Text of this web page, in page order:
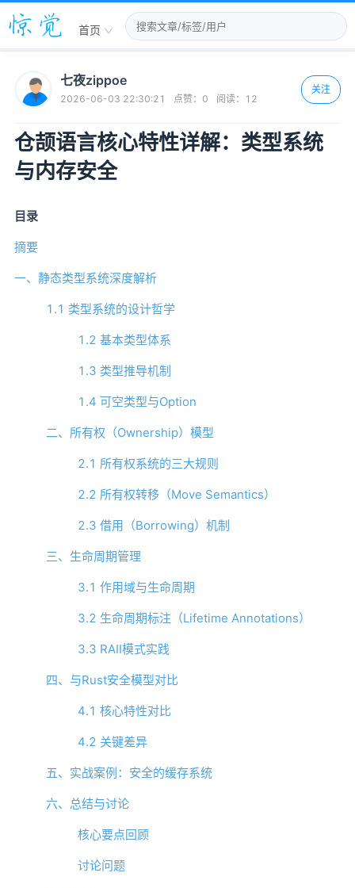
首页
七夜zippoe
2026-06-03 22:30:21 点赞： 0 阅读： 12
关注
仓颉语言核心特性详解：类型系统
与内存安全
目录
摘要
一、静态类型系统深度解析
1.1 类型系统的设计哲学
1.2 基本类型体系
1.3 类型推导机制
1.4 可空类型与Option
二、所有权（Ownership）模型
2.1 所有权系统的三大规则
2.2 所有权转移（Move Semantics）
2.3 借用（Borrowing）机制
三、生命周期管理
3.1 作用域与生命周期
3.2 生命周期标注（Lifetime Annotations）
3.3 RAII模式实践
四、与Rust安全模型对比
4.1 核心特性对比
4.2 关键差异
五、实战案例：安全的缓存系统
六、总结与讨论
核心要点回顾
讨论问题